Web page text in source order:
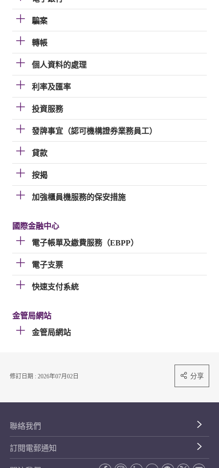
騙案
轉帳
個人資料的處理
利率及匯率
投資服務
發牌事宜（認可機構證券業務員工）
貸款
按揭
加強櫃員機服務的保安措施
國際金融中心
電子帳單及繳費服務（EBPP）
電子支票
快速支付系統
金管局網站
金管局網站
修訂日期 : 2026年07月02日 分享
聯絡我們
訂閱電郵通知